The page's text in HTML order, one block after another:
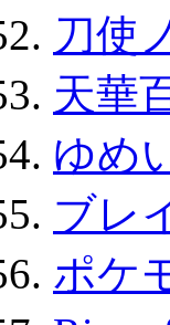
刀使
天華
ゆめ
ブレ
ポケ